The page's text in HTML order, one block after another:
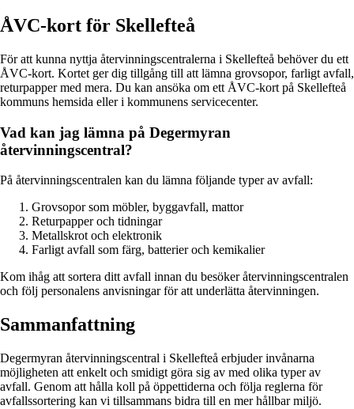
ÅVC-kort för Skellefteå
För att kunna nyttja återvinningscentralerna i Skellefteå behöver du ett
ÅVC-kort. Kortet ger dig tillgång till att lämna grovsopor, farligt avfall,
returpapper med mera. Du kan ansöka om ett ÅVC-kort på Skellefteå
kommuns hemsida eller i kommunens servicecenter.
Vad kan jag lämna på Degermyran
återvinningscentral?
På återvinningscentralen kan du lämna följande typer av avfall:
Grovsopor som möbler, byggavfall, mattor
Returpapper och tidningar
Metallskrot och elektronik
Farligt avfall som färg, batterier och kemikalier
Kom ihåg att sortera ditt avfall innan du besöker återvinningscentralen
och följ personalens anvisningar för att underlätta återvinningen.
Sammanfattning
Degermyran återvinningscentral i Skellefteå erbjuder invånarna
möjligheten att enkelt och smidigt göra sig av med olika typer av
avfall. Genom att hålla koll på öppettiderna och följa reglerna för
avfallssortering kan vi tillsammans bidra till en mer hållbar miljö.